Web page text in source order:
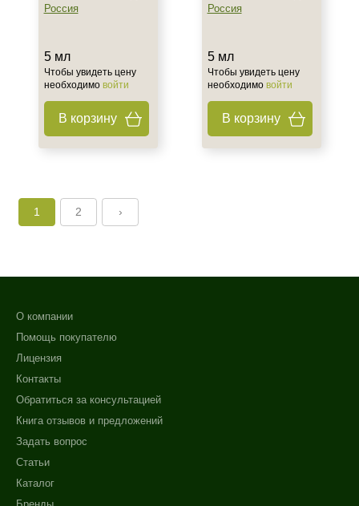
Россия
5 мл
Чтобы увидеть цену
необходимо войти
В корзину
Россия
5 мл
Чтобы увидеть цену
необходимо войти
В корзину
1 2 ›
О компании
Помощь покупателю
Лицензия
Контакты
Обратиться за консультацией
Книга отзывов и предложений
Задать вопрос
Статьи
Каталог